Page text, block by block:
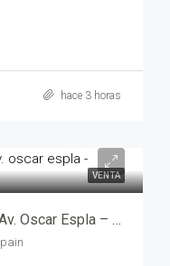
hace 3 horas
VENTA
Muy buen piso de 4 Dorm. en Av. Oscar Espla – trm24025-725